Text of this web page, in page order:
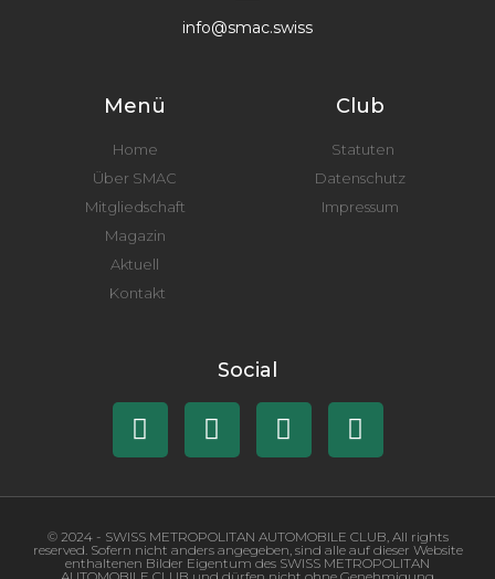
info@smac.swiss
Menü
Home
Über SMAC
Mitgliedschaft
Magazin
Aktuell
Kontakt
Club
Statuten
Datenschutz
Impressum
Social
© 2024 - SWISS METROPOLITAN AUTOMOBILE CLUB, All rights
reserved. Sofern nicht anders angegeben, sind alle auf dieser Website
enthaltenen Bilder Eigentum des SWISS METROPOLITAN
AUTOMOBILE CLUB und dürfen nicht ohne Genehmigung